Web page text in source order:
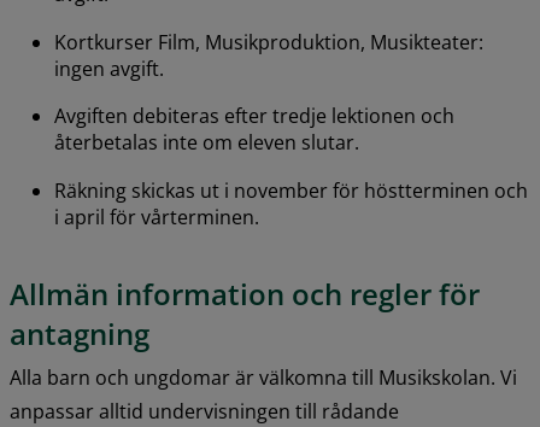
Kortkurser Film, Musikproduktion, Musikteater:
ingen avgift.
Avgiften debiteras efter tredje lektionen och
återbetalas inte om eleven slutar.
Räkning skickas ut i november för höstterminen och
i april för vårterminen.
Allmän information och regler för
antagning
Alla barn och ungdomar är välkomna till Musikskolan. Vi
anpassar alltid undervisningen till rådande